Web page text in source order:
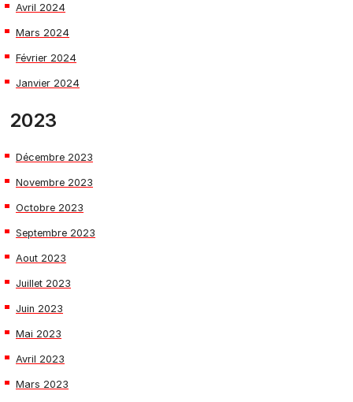
Avril 2024
Mars 2024
Février 2024
Janvier 2024
2023
Décembre 2023
Novembre 2023
Octobre 2023
Septembre 2023
Aout 2023
Juillet 2023
Juin 2023
Mai 2023
Avril 2023
Mars 2023